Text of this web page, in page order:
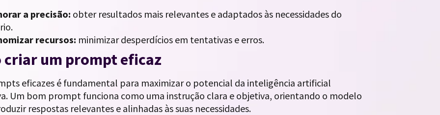
a precisão: obter resultados mais relevantes e adaptados às necessidades do
recursos: minimizar desperdícios em tentativas e erros.
criar um prompt eficaz
eficazes é fundamental para maximizar o potencial da inteligência artificial
Um bom prompt funciona como uma instrução clara e objetiva, orientando o modelo
respostas relevantes e alinhadas às suas necessidades.